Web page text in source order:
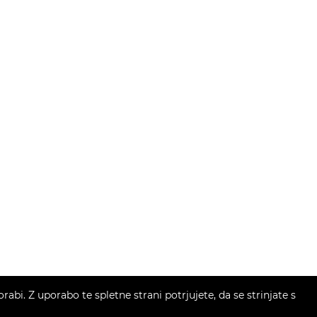
Z uporabo te spletne strani potrjujete, da se strinjate s